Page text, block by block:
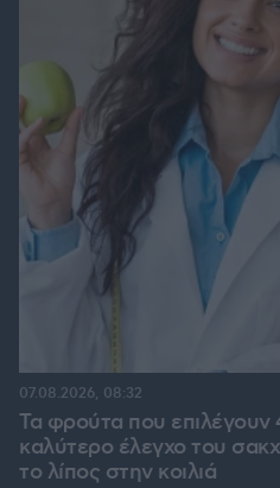
Τα φρούτα που επιλέγουν
καλύτερο έλεγχο του
το λίπος στην κοιλιά
07.08.2026, 08:32